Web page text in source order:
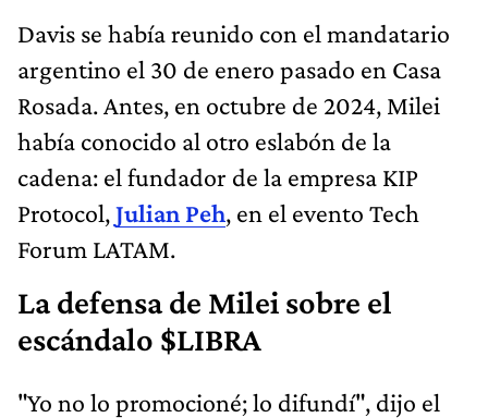
Davis se había reunido con el mandatario
argentino el 30 de enero pasado en Casa
Rosada. Antes, en octubre de 2024, Milei
había conocido al otro eslabón de la
cadena: el fundador de la empresa KIP
Protocol,Julian Peh, en el evento Tech
Forum LATAM.
La defensa de Milei sobre el
escándalo $LIBRA
"Yo no lo promocioné; lo difundí", dijo el